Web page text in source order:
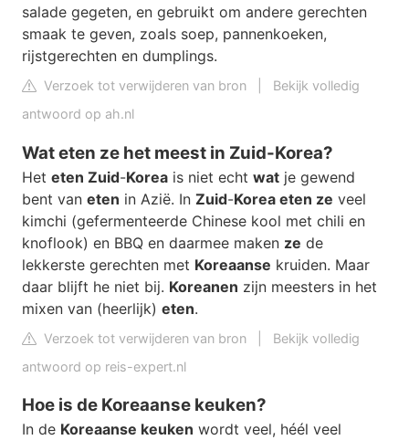
salade gegeten, en gebruikt om andere gerechten
smaak te geven, zoals soep, pannenkoeken,
rijstgerechten en dumplings.
Verzoek tot verwijderen van bron
Bekijk volledig
antwoord op ah.nl
Wat eten ze het meest in Zuid-Korea?
Het eten Zuid-Korea is niet echt wat je gewend
bent van eten in Azië. In Zuid-Korea eten ze veel
kimchi (gefermenteerde Chinese kool met chili en
knoflook) en BBQ en daarmee maken ze de
lekkerste gerechten met Koreaanse kruiden. Maar
daar blijft he niet bij. Koreanen zijn meesters in het
mixen van (heerlijk) eten.
Verzoek tot verwijderen van bron
Bekijk volledig
antwoord op reis-expert.nl
Hoe is de Koreaanse keuken?
In de Koreaanse keuken wordt veel, héél veel